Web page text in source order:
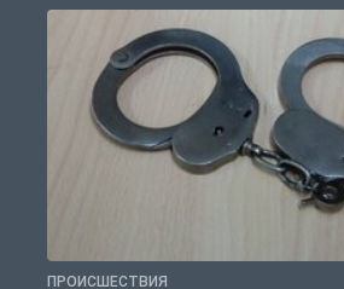
ПРОИСШЕСТВИЯ